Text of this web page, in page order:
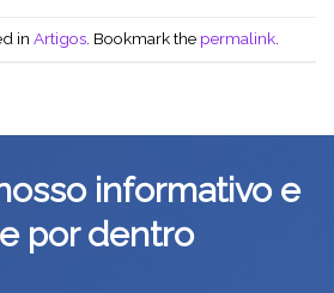
in Artigos. Bookmark the permalink.
informativo e
por dentro